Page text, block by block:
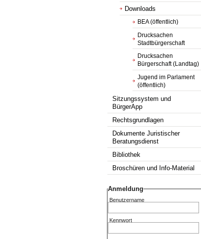
Downloads
BEA (öffentlich)
Drucksachen
Stadtbürgerschaft
Drucksachen
Bürgerschaft (Landtag)
Jugend im Parlament
(öffentlich)
Sitzungssystem und
BürgerApp
Rechtsgrundlagen
Dokumente Juristischer
Beratungsdienst
Bibliothek
Broschüren und Info-Material
Anmeldung
Benutzername
Kennwort